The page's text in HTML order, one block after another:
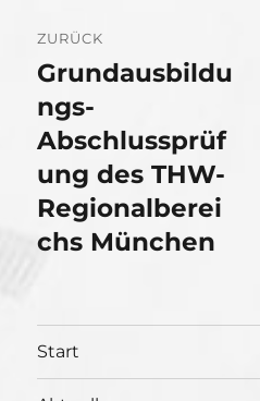
ZURÜCK
Vorheriger
Beitrag:
Grundausbildu
ngs-
Abschlussprüf
ung des THW-
Regionalberei
chs München
Start